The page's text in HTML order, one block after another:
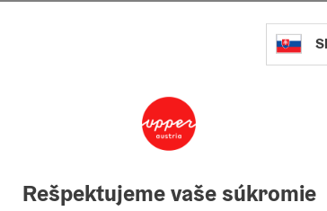
with a special flair and personal service.
with comfortable facilities such as a
. The entire hotel offers ...
Rešpektujeme vaše súkromie